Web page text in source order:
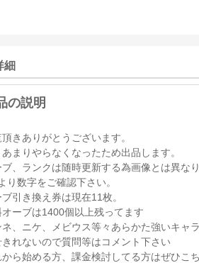
細
きありがとうございます。
あまりやらなくなったため出品します。
ブ、ランクは随時更新する為画像とは異なり
り数字をご確認下さい。
引き換え券は現在11枚。
オーブは1400個以上残ってます
ネ、ニケ、メビウス等々あらかた強いキャ
れないので質問等はコメント下さい
から始める方、課金検討してる方はぜひこ